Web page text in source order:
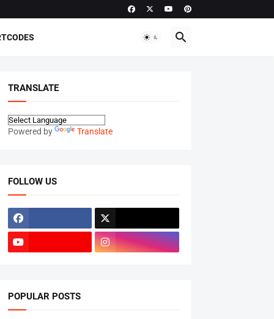
TRANSLATE
Powered by Translate
FOLLOW US
POPULAR POSTS